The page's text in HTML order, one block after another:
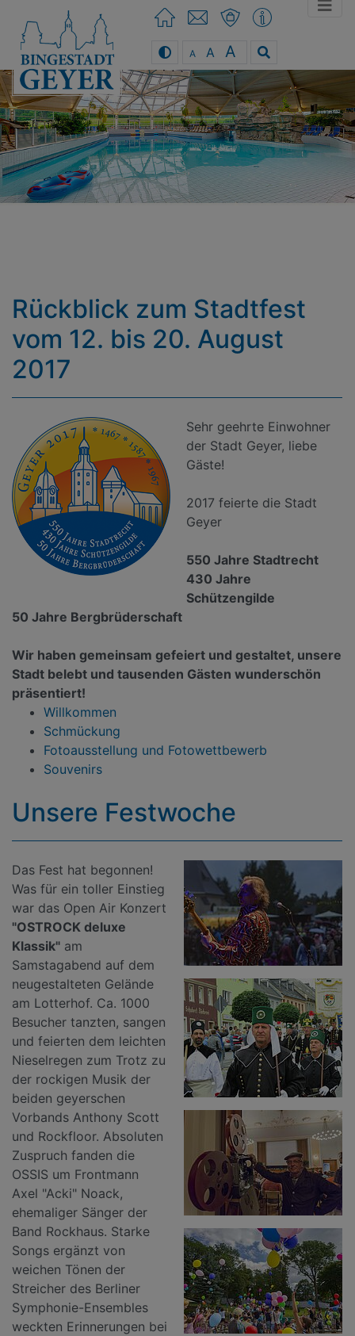
A A A
You can use the keyboard arrow keys
Rückblick zum Stadtfest
vom 12. bis 20. August
2017
Sehr geehrte Einwohner
der Stadt Geyer, liebe
Gäste!
2017 feierte die Stadt
Geyer
550 Jahre Stadtrecht
430 Jahre
Schützengilde
50 Jahre Bergbrüderschaft
Wir haben gemeinsam gefeiert und gestaltet, unsere
Stadt belebt und tausenden Gästen wunderschön
präsentiert!
Willkommen
Schmückung
Fotoausstellung und Fotowettbewerb
Souvenirs
Unsere Festwoche
Das Fest hat begonnen!
Was für ein toller Einstieg
war das Open Air Konzert
"OSTROCK deluxe
Klassik" am
Samstagabend auf dem
neugestalteten Gelände
am Lotterhof. Ca. 1000
Besucher tanzten, sangen
und feierten dem leichten
Nieselregen zum Trotz zu
der rockigen Musik der
beiden geyerschen
Vorbands Anthony Scott
und Rockfloor. Absoluten
Zuspruch fanden die
OSSIS um Frontmann
Axel "Acki" Noack,
ehemaliger Sänger der
Band Rockhaus. Starke
Songs ergänzt von
weichen Tönen der
Streicher des Berliner
Symphonie-Ensembles
weckten Erinnerungen bei